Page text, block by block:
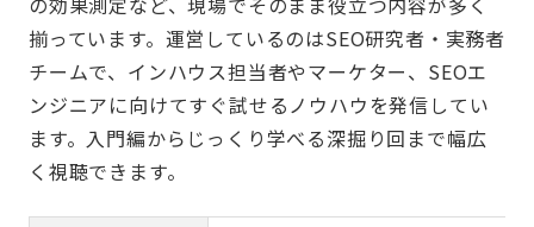
揃っています。運営しているのはSEO研究者・実務者
チームで、インハウス担当者やマーケター、SEOエ
ンジニアに向けてすぐ試せるノウハウを発信してい
ます。入門編からじっくり学べる深掘り回まで幅広
く視聴できます。